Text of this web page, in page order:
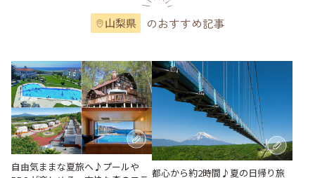
山梨県 のおすすめ記事
自由気ままな夏旅へ♪プールや
都心から約2時間♪夏の日帰り旅